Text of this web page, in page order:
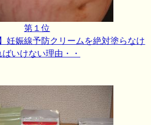
第１位
妊娠線予防クリームを絶対塗らなけ
ばいけない理由・・